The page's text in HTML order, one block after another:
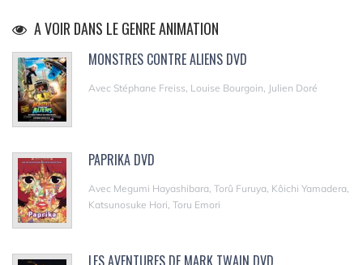
A VOIR DANS LE GENRE ANIMATION
MONSTRES CONTRE ALIENS DVD
Avec Stéphane Freiss, Louise Bourgoin, Julien Doré
PAPRIKA DVD
Avec Megumi Hayashibara, Torû Furuya, Kôichi Yamadera,
Katsunosuke Hori, Toru Emori
LES AVENTURES DE MARK TWAIN DVD